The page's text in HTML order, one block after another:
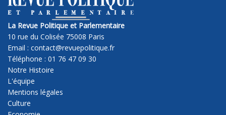
La Revue Politique et Parlementaire
10 rue du Colisée 75008 Paris
Email : contact@revuepolitique.fr
Téléphone : 01 76 47 09 30
Notre Histoire
L'équipe
Mentions légales
Culture